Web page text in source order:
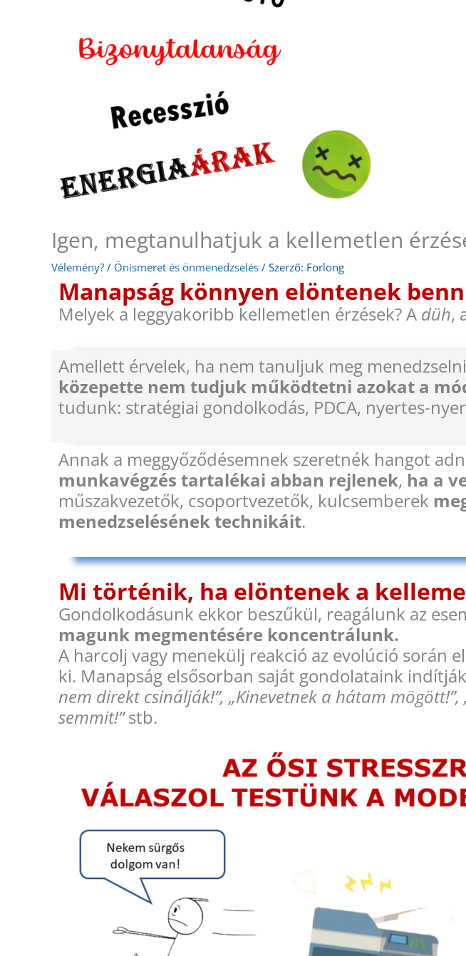
Igen, megtanulhatjuk a kellemetlen
Vélemény? / Önismeret és önmenedzselés / Szerző: Forlong
Manapság könnyen elöntenek
Melyek a leggyakoribb kellemetlen érzések? A düh,
Amellett érvelek, ha nem tanuljuk meg
közepette nem tudjuk működtetni azokat a
tudunk: stratégiai gondolkodás, PDCA, nyertes-
Annak a meggyőződésemnek szeretnék hangot
munkavégzés tartalékai abban rejlenek, ha a
műszakvezetők, csoportvezetők, kulcsemberek
menedzselésének technikáit.
Mi történik, ha elöntenek a
Gondolkodásunk ekkor beszűkül, reagálunk az
magunk megmentésére koncentrálunk.
A harcolj vagy menekülj reakció az evolúció során
ki. Manapság elsősorban saját gondolataink
nem direkt csinálják!”, „Kinevetnek a hátam
semmit!”stb.